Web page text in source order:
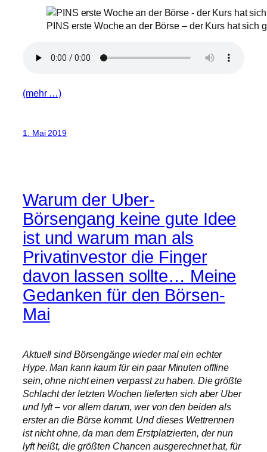
PINS erste Woche an der Börse – der Kurs hat sich
(mehr …)
1. Mai 2019
Warum der Uber-
Börsengang keine gute Idee
ist und warum man als
Privatinvestor die Finger
davon lassen sollte… Meine
Gedanken für den Börsen-
Mai
Aktuell sind Börsengänge wieder mal ein echter
Hype. Man kann kaum für ein paar Minuten offline
sein, ohne nicht einen verpasst zu haben. Die größte
Schlacht der letzten Wochen lieferten sich aber Uber
und lyft – vor allem darum, wer von den beiden als
erster an die Börse kommt. Und dieses Wettrennen
ist nicht ohne, da man dem Erstplatzierten, der nun
lyft heißt, die größten Chancen ausgerechnet hat, für